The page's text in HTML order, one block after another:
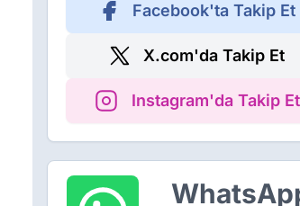
Facebook'ta Takip Et
X.com'da Takip Et
Instagram'da Takip Et